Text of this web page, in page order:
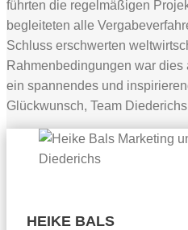
führten die regelmäßigen
begleiteten alle
Schluss erschwerten
Rahmenbedingungen war dies
ein spannendes und
Glückwunsch, Team
HEIKE BALS